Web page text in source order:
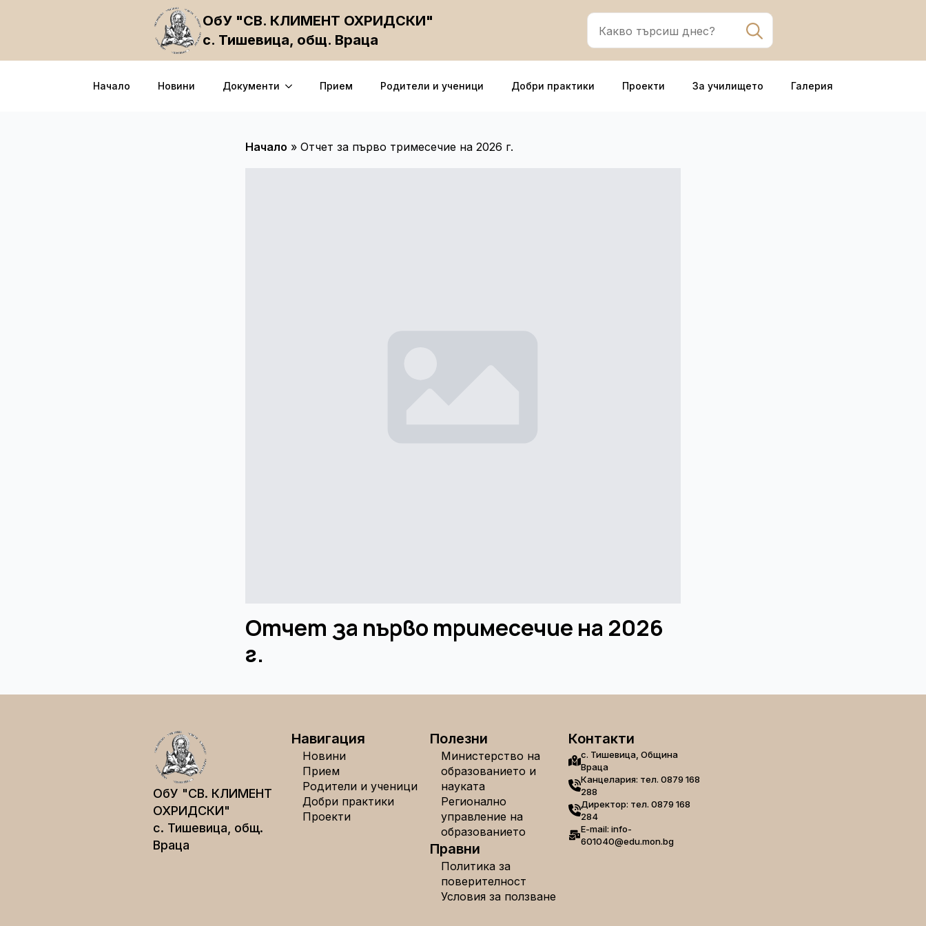
ОбУ "СВ. КЛИМЕНТ ОХРИДСКИ"
с. Тишевица, общ. Враца
Search
Начало Новини Документи Прием Родители и ученици Добри практики Проекти За училището Галерия
Начало » Отчет за първо тримесечие на 2026 г.
Отчет за първо тримесечие на 2026
г.
ОбУ "СВ. КЛИМЕНТ
ОХРИДСКИ"
с. Тишевица, общ.
Враца
Навигация
Новини
Прием
Родители и ученици
Добри практики
Проекти
Полезни
Министерство на
образованието и
науката
Регионално
управление на
образованието
Правни
Политика за
поверителност
Условия за ползване
Контакти
с. Тишевица, Община
Враца
Канцелария: тел. 0879 168
288
Директор: тел. 0879 168
284
E-mail: info-
601040@edu.mon.bg